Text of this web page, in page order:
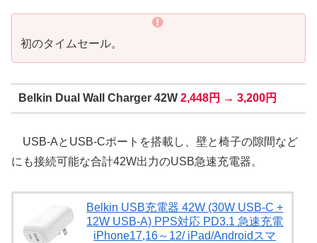
初のタイムセール。
Belkin Dual Wall Charger 42W 2,448円 → 3,200円
USB-AとUSB-Cポートを搭載し、壁と椅子の隙間など
にも接続可能な合計42W出力のUSB急速充電器。
Belkin USB充電器 42W (30W USB-C +
12W USB-A) PPS対応 PD3.1 急速充電
iPhone17,16～12/ iPad/Androidスマ